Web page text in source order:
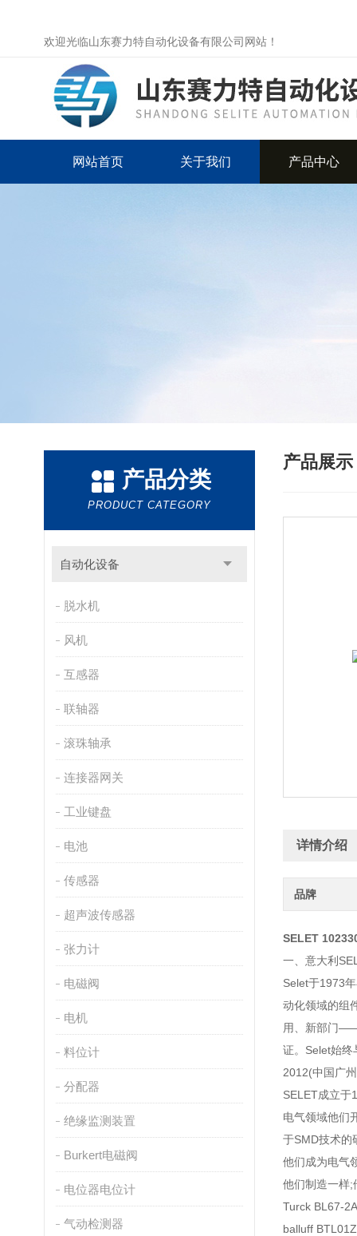
欢迎光临山东赛力特自动化设备有限公司网站！
网站首页 关于我们 产品中心
产品分类
PRODUCT CATEGORY
自动化设备
脱水机
风机
互感器
联轴器
滚珠轴承
连接器网关
工业键盘
电池
传感器
超声波传感器
张力计
电磁阀
电机
料位计
分配器
绝缘监测装置
Burkert电磁阀
电位器电位计
气动检测器
产品展示
详情介绍
品牌
SELET
一、意大利
Selet于1973
动化领域的组
用、新部门
证。Selet始终
2012(中国广
SELET成立于
电气领域他们
于SMD技术的
他们成为电气
他们制造一样;
Turck BL67-
balluff